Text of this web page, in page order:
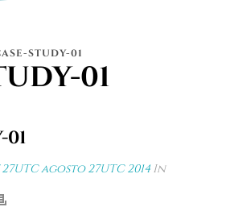
STUDY-01
01
01
27UTC agosto 27UTC 2014 In